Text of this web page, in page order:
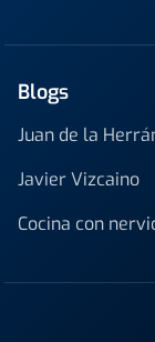
Blogs
Juan de la
Javier Vizcaino
Cocina con